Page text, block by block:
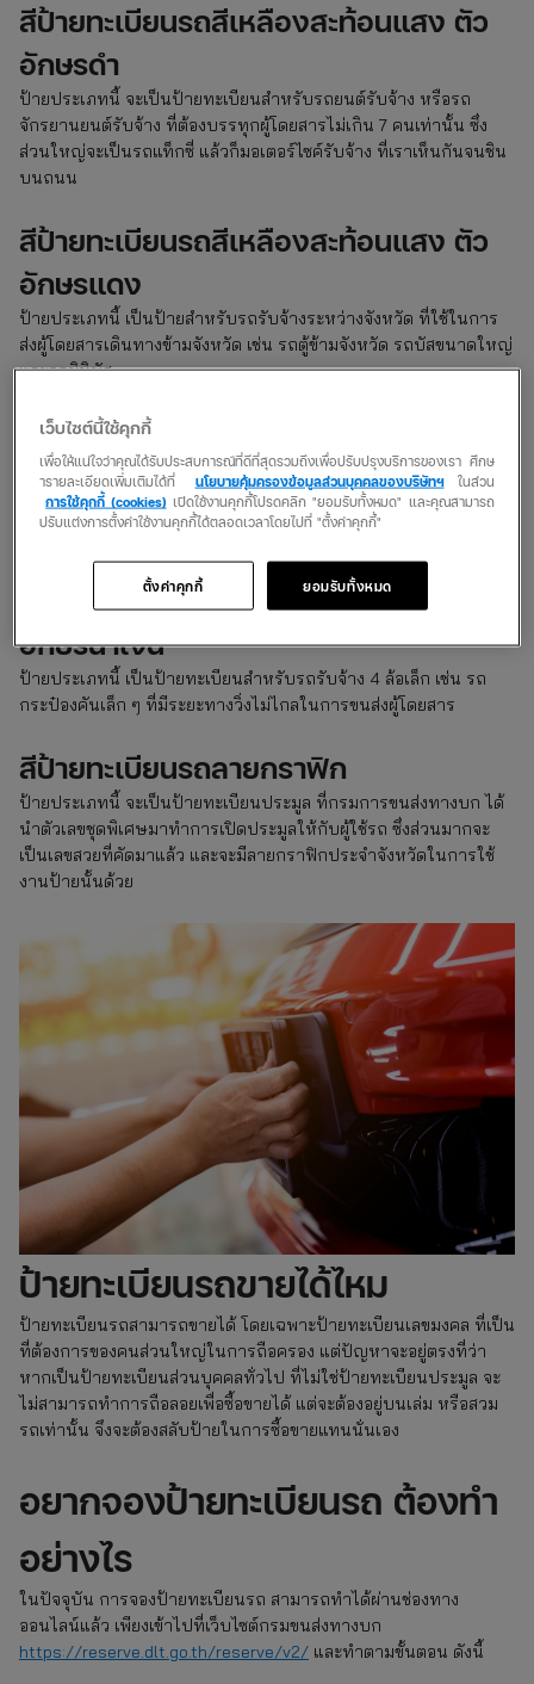
สีป้ายทะเบียนรถสีเหลืองสะท้อนแสง ตัว
อักษรดำ
ป้ายประเภทนี้ จะเป็นป้ายทะเบียนสำหรับรถยนต์รับจ้าง หรือรถ
จักรยานยนต์รับจ้าง ที่ต้องบรรทุกผู้โดยสารไม่เกิน 7 คนเท่านั้น ซึ่ง
ส่วนใหญ่จะเป็นรถแท็กซี่ แล้วก็มอเตอร์ไซค์รับจ้าง ที่เราเห็นกันจนชิน
บนถนน
สีป้ายทะเบียนรถสีเหลืองสะท้อนแสง ตัว
อักษรแดง
ป้ายประเภทนี้ เป็นป้ายสำหรับรถรับจ้างระหว่างจังหวัด ที่ใช้ในการ
ส่งผู้โดยสารเดินทางข้ามจังหวัด เช่น รถตู้ข้ามจังหวัด รถบัสขนาดใหญ่
และรถมินิบัส
สีป้ายทะเบียนรถสีเหลืองสะท้อนแสง ตัว
อักษรเขียว
ป้ายประเภทนี้ เป็นป้ายสำหรับรถรับจ้างสามล้อ หรือรถตุ๊กตุ๊กที่ใช้งาน
ภายในประเทศไทยเท่านั้น
สีป้ายทะเบียนรถสีเหลืองสะท้อนแสง ตัว
อักษรน้ำเงิน
ป้ายประเภทนี้ เป็นป้ายทะเบียนสำหรับรถรับจ้าง 4 ล้อเล็ก เช่น รถ
กระป๋องคันเล็ก ๆ ที่มีระยะทางวิ่งไม่ไกลในการขนส่งผู้โดยสาร
สีป้ายทะเบียนรถลายกราฟิก
ป้ายประเภทนี้ จะเป็นป้ายทะเบียนประมูล ที่กรมการขนส่งทางบก ได้
นำตัวเลขชุดพิเศษมาทำการเปิดประมูลให้กับผู้ใช้รถ ซึ่งส่วนมากจะ
เป็นเลขสวยที่คัดมาแล้ว และจะมีลายกราฟิกประจำจังหวัดในการใช้
งานป้ายนั้นด้วย
ป้ายทะเบียนรถขายได้ไหม
ป้ายทะเบียนรถสามารถขายได้ โดยเฉพาะป้ายทะเบียนเลขมงคล ที่เป็น
ที่ต้องการของคนส่วนใหญ่ในการถือครอง แต่ปัญหาจะอยู่ตรงที่ว่า
หากเป็นป้ายทะเบียนส่วนบุคคลทั่วไป ที่ไม่ใช่ป้ายทะเบียนประมูล จะ
ไม่สามารถทำการถือลอยเพื่อซื้อขายได้ แต่จะต้องอยู่บนเล่ม หรือสวม
รถเท่านั้น จึงจะต้องสลับป้ายในการซื้อขายแทนนั่นเอง
อยากจองป้ายทะเบียนรถ ต้องทำ
อย่างไร
ในปัจจุบัน การจองป้ายทะเบียนรถ สามารถทำได้ผ่านช่องทาง
ออนไลน์แล้ว เพียงเข้าไปที่เว็บไซต์กรมขนส่งทางบก
https://reserve.dlt.go.th/reserve/v2/ และทำตามขั้นตอน ดังนี้
เว็บไซต์นี้ใช้คุกกี้
เพื่อให้แน่ใจว่าคุณได้รับประสบการณ์ที่ดีที่สุดรวมถึงเพื่อปรับปรุงบริการของเรา ศึกษ
ารายละเอียดเพิ่มเติมได้ที่
นโยบายคุ้มครองข้อมูลส่วนบุคคลของบริษัทฯในส่วน
การใช้คุกกี้ (cookies) เปิดใช้งานคุกกี้โปรดคลิก "ยอมรับทั้งหมด" และคุณสามารถ
ปรับแต่งการตั้งค่าใช้งานคุกกี้ได้ตลอดเวลาโดยไปที่ "ตั้งค่าคุกกี้"
ยอมรับทั้งหมด
ตั้งค่าคุกกี้